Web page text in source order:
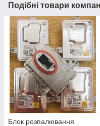
Подібні товари
Блок розпалювання